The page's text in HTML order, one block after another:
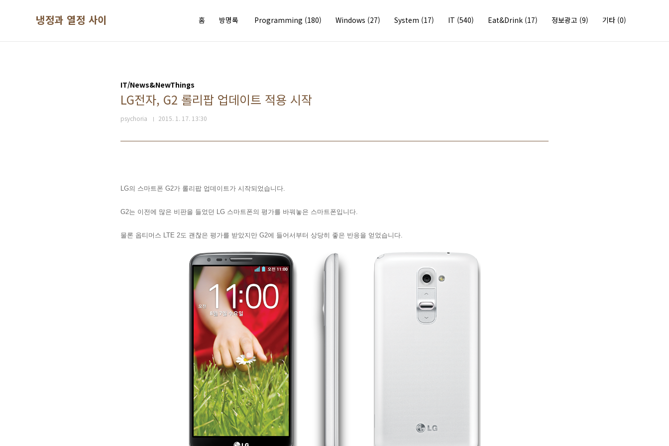
냉정과 열정 사이 홈 방명록 Programming (180) Windows (27) System (17) IT (540) Eat&Drink (17) 정보광고 (9) 기타 (0)
IT/News&NewThings
LG전자, G2 롤리팝 업데이트 적용 시작
psychoria 2015. 1. 17. 13:30
LG의 스마트폰 G2가 롤리팝 업데이트가 시작되었습니다.
G2는 이전에 많은 비판을 들었던 LG 스마트폰의 평가를 바꿔놓은 스마트폰입니다.
물론 옵티머스 LTE 2도 괜찮은 평가를 받았지만 G2에 들어서부터 상당히 좋은 반응을 얻었습니다.